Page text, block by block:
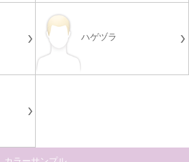
ハゲヅラ